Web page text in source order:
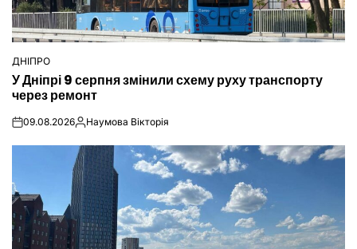
ОПУБЛІКУВАТИ
У
ДНІПРО
У Дніпрі 9 серпня змінили схему руху транспорту
через ремонт
on09.08.2026Опубліковано
Наумова Вікторія